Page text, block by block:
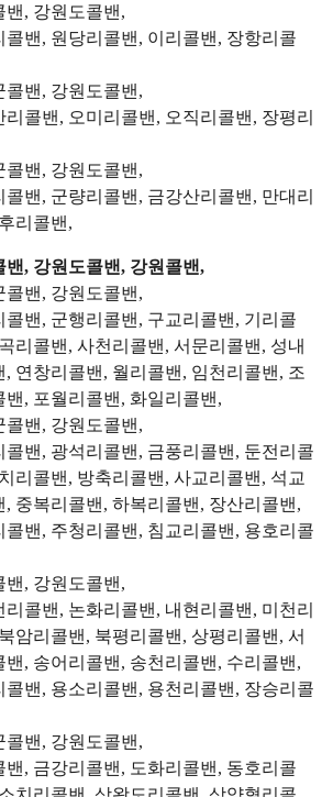
밴, 강원도콜밴,
콜밴, 원당리콜밴, 이리콜밴, 장항리콜
콜밴, 강원도콜밴,
콜밴, 오미리콜밴, 오직리콜밴, 장평리
밴, 강원도콜밴,
밴, 군량리콜밴, 금강산리콜밴, 만대리
리콜밴,
밴, 강원도콜밴, 강원콜밴,
콜밴, 강원도콜밴,
콜밴, 군행리콜밴, 구교리콜밴, 기리콜
리콜밴, 사천리콜밴, 서문리콜밴, 성내
연창리콜밴, 월리콜밴, 임천리콜밴, 조
, 포월리콜밴, 화일리콜밴,
콜밴, 강원도콜밴,
콜밴, 광석리콜밴, 금풍리콜밴, 둔전리콜
리콜밴, 방축리콜밴, 사교리콜밴, 석교
, 중복리콜밴, 하복리콜밴, 장산리콜밴,
콜밴, 주청리콜밴, 침교리콜밴, 용호리콜
밴, 강원도콜밴,
콜밴, 논화리콜밴, 내현리콜밴, 미천리
암리콜밴, 북평리콜밴, 상평리콜밴, 서
밴, 송어리콜밴, 송천리콜밴, 수리콜밴,
콜밴, 용소리콜밴, 용천리콜밴, 장승리콜
콜밴, 강원도콜밴,
밴, 금강리콜밴, 도화리콜밴, 동호리콜